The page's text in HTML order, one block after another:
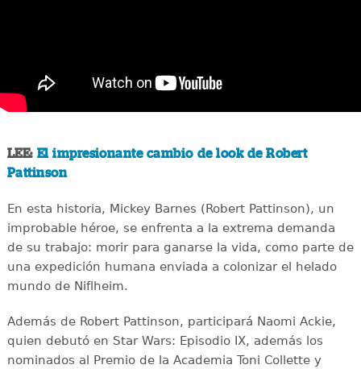
LEE: El impresionante cambio de look de Robert
Pattinson
En esta historia, Mickey Barnes (Robert Pattinson), un
improbable héroe, se enfrenta a la extrema demanda
de su trabajo: morir para ganarse la vida, como parte de
una expedición humana enviada a colonizar el helado
mundo de Niflheim.
Además de Robert Pattinson, participará Naomi Ackie,
quien debutó en Star Wars: Episodio IX, además los
nominados al Premio de la Academia Toni Collette y